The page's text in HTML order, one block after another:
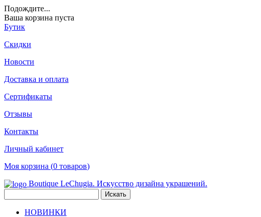
Подождите...
Ваша корзина пуста
Бутик
Скидки
Новости
Доставка и оплата
Сертификаты
Отзывы
Контакты
Личный кабинет
Моя корзина (0 товаров)
Boutique LeChugia. Искусство дизайна украшений.
НОВИНКИ